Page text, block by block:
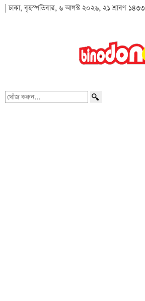
| ঢাকা, বৃহস্পতিবার, ৬ আগস্ট ২০২৬, ২১ শ্রাবণ ১৪৩৩
খোঁজ